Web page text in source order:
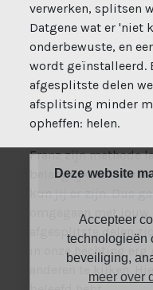
verwerken, splitsen
Datgene wat er 'niet
onderbewuste, en
wordt geïnstalleerd.
afgesplitste delen
afsplitsing minder
opheffen: helen.
Franz zijn methode
belangrijkste is,
kun jij er zijn. Dus
omgegaan met jouw
afgesplitste delen
in onze hechting
anderen te kijken.
Deze website
Accepteer
technologieën
beveiliging,
meer over